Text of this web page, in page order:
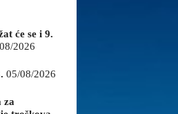
će se i 9.
2026
05/08/2026
za